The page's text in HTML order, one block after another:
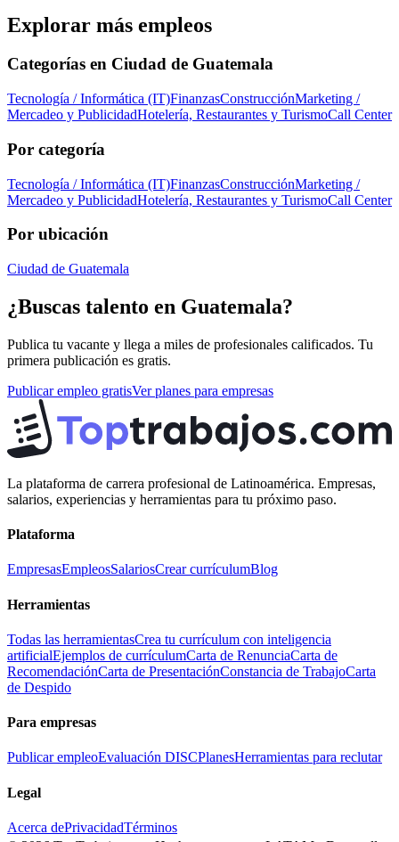
Explorar más empleos
Categorías en Ciudad de Guatemala
Tecnología / Informática (IT)FinanzasConstrucciónMarketing /
Mercadeo y PublicidadHotelería, Restaurantes y TurismoCall Center
Por categoría
Tecnología / Informática (IT)FinanzasConstrucciónMarketing /
Mercadeo y PublicidadHotelería, Restaurantes y TurismoCall Center
Por ubicación
Ciudad de Guatemala
¿Buscas talento en Guatemala?
Publica tu vacante y llega a miles de profesionales calificados. Tu
primera publicación es gratis.
Publicar empleo gratisVer planes para empresas
La plataforma de carrera profesional de Latinoamérica. Empresas,
salarios, experiencias y herramientas para tu próximo paso.
Plataforma
EmpresasEmpleosSalariosCrear currículumBlog
Herramientas
Todas las herramientasCrea tu currículum con inteligencia
artificialEjemplos de currículumCarta de RenunciaCarta de
RecomendaciónCarta de PresentaciónConstancia de TrabajoCarta
de Despido
Para empresas
Publicar empleoEvaluación DISCPlanesHerramientas para reclutar
Legal
Acerca dePrivacidadTérminos